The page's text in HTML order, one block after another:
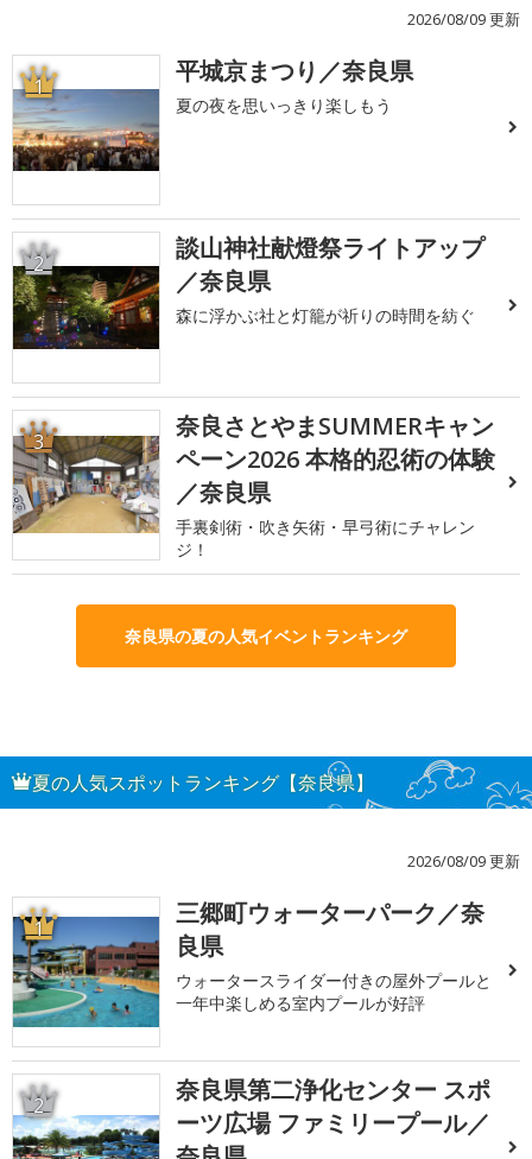
2026/08/09 更新
1 平城京まつり／奈良県
夏の夜を思いっきり楽しもう
2
談山神社献燈祭ライトアップ
／奈良県
森に浮かぶ社と灯籠が祈りの時間を紡ぐ
3
奈良さとやまSUMMERキャン
ペーン2026 本格的忍術の体験
／奈良県
手裏剣術・吹き矢術・早弓術にチャレン
ジ！
奈良県の夏の人気イベントランキング
夏の人気スポットランキング【奈良県】
2026/08/09 更新
1
三郷町ウォーターパーク／奈
良県
ウォータースライダー付きの屋外プールと
一年中楽しめる室内プールが好評
2
奈良県第二浄化センター スポ
ーツ広場 ファミリープール／